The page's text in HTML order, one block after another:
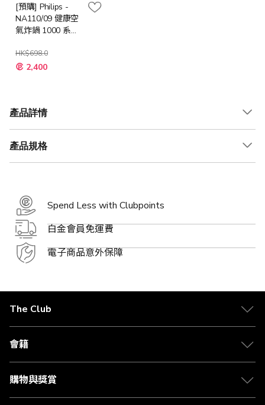
[預購] Philips -
NA110/09 健康空
氣炸鍋 1000 系列
HK$698.0
特 2,400
產品詳情
產品規格
Spend Less with Clubpoints
白金會員免運費
電子商品意外保障
The Club
關於 The Club
合作夥伴
媒體中心
會籍
會籍及專屬禮遇
賺取積分
購物與獎賞
物流與配送